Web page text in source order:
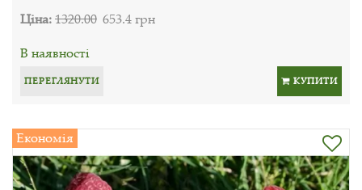
Ціна:1320.00 653.4 грн
В наявності
ПЕРЕГЛЯНУТИ КУПИТИ
Економія